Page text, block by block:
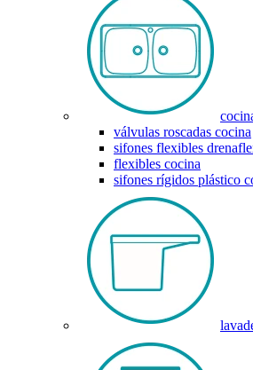
válvulas roscadas cocina
sifones flexibles
flexibles cocina
sifones rígidos plástico